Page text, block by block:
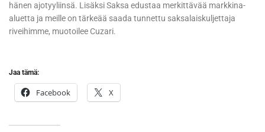
hänen ajotyyliinsä. Lisäksi Saksa edustaa merkittävää markkina-
aluetta ja meille on tärkeää saada tunnettu saksalaiskuljettaja
riveihimme, muotoilee Cuzari.
Jaa tämä:
Facebook X